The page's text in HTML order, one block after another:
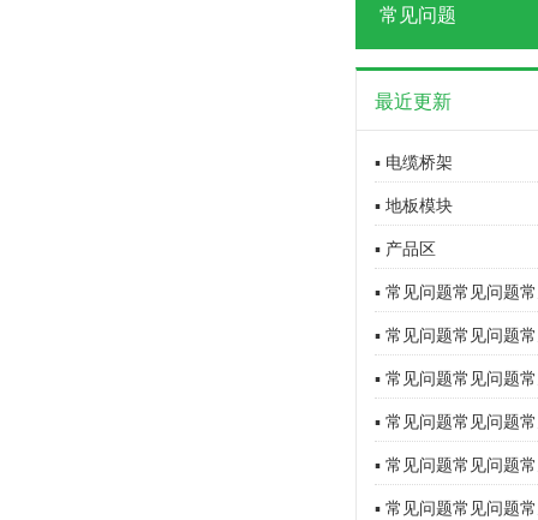
常见问题
最近更新
▪ 电缆桥架
▪ 地板模块
▪ 产品区
▪ 常见问题常见问题
▪ 常见问题常见问题
▪ 常见问题常见问题
▪ 常见问题常见问题
▪ 常见问题常见问题
▪ 常见问题常见问题